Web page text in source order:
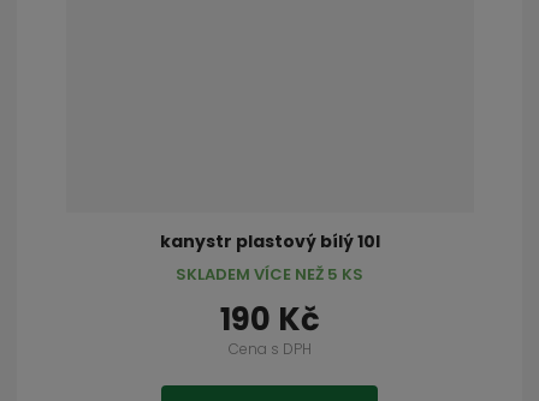
kanystr plastový bílý 10l
190 Kč
Cena s DPH
SKLADEM VÍCE NEŽ 5 KS